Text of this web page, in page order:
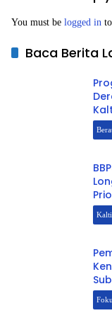
You must be logged in
Baca Berita